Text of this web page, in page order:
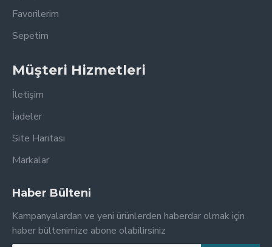
Favorilerim
Sepetim
Müşteri Hizmetleri
İletişim
İadeler
Site Haritası
Markalar
Haber Bülteni
Kampanyalardan ve yeni ürünlerden haberdar olmak için
haber bültenimize abone olabilirsiniz